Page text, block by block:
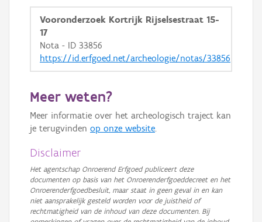
Vooronderzoek Kortrijk Rijselsestraat 15-
17
Nota - ID 33856
https://id.erfgoed.net/archeologie/notas/33856
Meer weten?
Meer informatie over het archeologisch traject kan
je terugvinden op onze website.
Disclaimer
Het agentschap Onroerend Erfgoed publiceert deze
documenten op basis van het Onroerenderfgoeddecreet en het
Onroerenderfgoedbesluit, maar staat in geen geval in en kan
niet aansprakelijk gesteld worden voor de juistheid of
rechtmatigheid van de inhoud van deze documenten. Bij